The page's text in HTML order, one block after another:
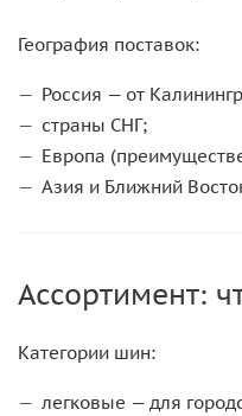
География поставок:
Россия — от
страны СНГ;
Европа
Азия и Ближний
Ассортимент:
Категории шин:
легковые — для